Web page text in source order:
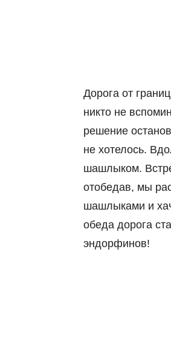
Дорога от
никто не
решение
не хотелось.
шашлыком.
отобедав, мы
шашлыками и
обеда дорога
эндорфинов!